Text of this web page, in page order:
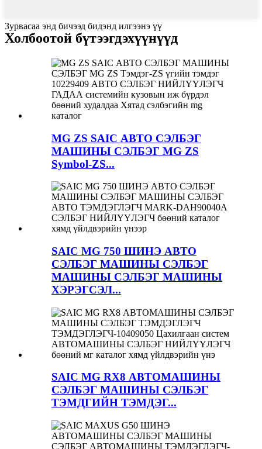
Зурвасаа энд бичээд бидэнд илгээнэ үү
Холбоотой бүтээгдэхүүнүүд
MG ZS SAIC АВТО СЭЛБЭГ
МАШИНЫ СЭЛБЭГ MG ZS
Symbol-ZS...
SAIC MG 750 ШИНЭ АВТО
СЭЛБЭГ МАШИНЫ СЭЛБЭГ
МАШИНЫ СЭЛБЭГ МАШИНЫ
ХЭРЭГСЭЛ...
SAIC MG RX8 АВТОМАШИНЫ
СЭЛБЭГ МАШИНЫ СЭЛБЭГ
ТЭМДГИЙН ТЭМДЭГ...